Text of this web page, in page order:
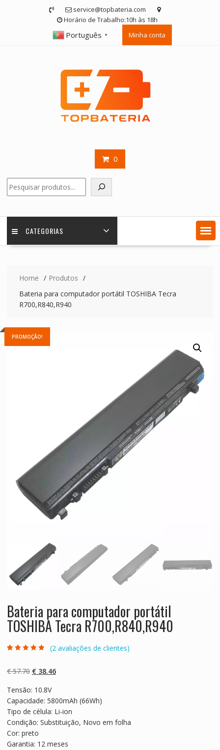
service@topbateria.com
Horário de Trabalho:10h às 18h
Português ▼ Minha conta
0
CATEGORIAS
Home
Produtos
Bateria para computador portátil TOSHIBA Tecra
R700,R840,R940
PROMOÇÃO!
Bateria para computador portátil
TOSHIBA Tecra R700,R840,R940
com base em
classificaçõe
(2 avaliações de clientes)
€57.70 O
original
era:
€ 57.70.
€38.46O
é:
€ 38.46.
Tensão: 10.8V
Capacidade: 5800mAh (66Wh)
Tipo de célula: Li-ion
Condição: Substituição, Novo em folha
Cor: preto
Garantia: 12 meses